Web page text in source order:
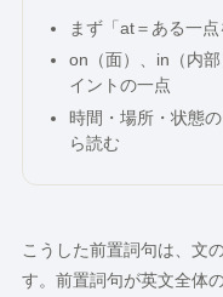
まず「at＝ある一
on（面）、in（内
イントの一点
時間・場所・状態
ら読む
こうした前置詞句は、文
す。前置詞句が英文全体